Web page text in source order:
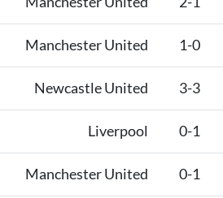
Manchester United 1-0
Newcastle United 3-3
Liverpool 0-1
Manchester United 0-1